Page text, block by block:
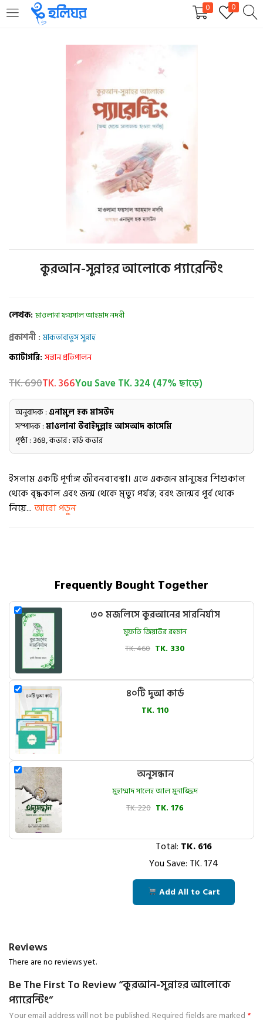
0 0
LOGIN REGISTER
Login
Lost password?
কুরআন-সুন্নাহর আলোকে প্যারেন্টিং
লেখক: মাওলানা ফয়সাল আহমাদ নদবী
প্রকাশনী :মাকতাবাতুস সুন্নাহ
ক্যাটাগরি:সন্তান প্রতিপালন
TK. 690TK. 366You Save TK. 324 (47% ছাড়ে)
অনুবাদক : এনামুল হক মাসউদ
সম্পাদক :মাওলানা উবাইদুল্লাহ আসআদ কাসেমি
পৃষ্ঠা : 368, কভার : হার্ড কভার
ইসলাম একটি পূর্ণাঙ্গ জীবনব্যবস্থা। এতে একজন মানুষের শিশুকাল
থেকে বৃদ্ধকাল এবং জন্ম থেকে মৃত্যু পর্যন্ত; বরং জন্মের পূর্ব থেকে
নিয়ে...আরো পড়ুন
Frequently Bought Together
৩০ মজলিসে কুরআনের সারনির্যাস
মুফতি জিয়াউর রহমান
TK. 460 TK. 330
৪০টি দুআ কার্ড
TK. 110
অনুসন্ধান
মুহাম্মাদ সালেহ আল মুনাজ্জিদ
TK. 220 TK. 176
Total: TK.616
You Save: TK.174
Add All to Cart
Reviews
There are no reviews yet.
Be The First To Review “কুরআন-সুন্নাহর আলোকে
প্যারেন্টিং”
Your email address will not be published.Required fields are marked *